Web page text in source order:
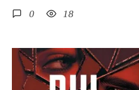
0 18